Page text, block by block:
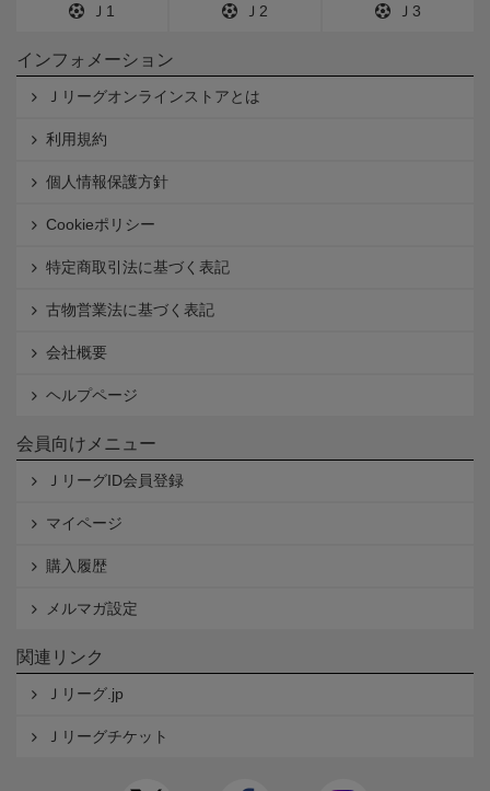
Ｊ1 Ｊ2 Ｊ3
インフォメーション
Ｊリーグオンラインストアとは
利用規約
個人情報保護方針
Cookieポリシー
特定商取引法に基づく表記
古物営業法に基づく表記
会社概要
ヘルプページ
会員向けメニュー
ＪリーグID会員登録
マイページ
購入履歴
メルマガ設定
関連リンク
Ｊリーグ.jp
Ｊリーグチケット